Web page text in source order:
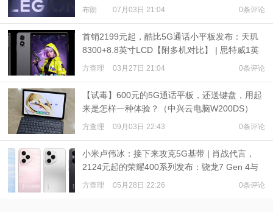
布朗 07月03日 21:04 0条评论
首销2199元起，酷比5G通话小平板发布：天玑
8300+8.8英寸LCD【附多机对比】 | 思特威1英
寸旗舰发布
方查理 03月27日 21:04 0条评论
【试毒】600元的5G通话平板，还送键盘，用起
来是怎样一种体验？（中兴云电脑W200DS）
方查理 09月03日 22:43 0条评论
小米卢伟冰：接下来攻克5G基带 | 肖战代言，
2124元起的荣耀400系列发布：骁龙7 Gen 4与
8G3、7200mAh电池
方查理 05月28日 22:26 0条评论